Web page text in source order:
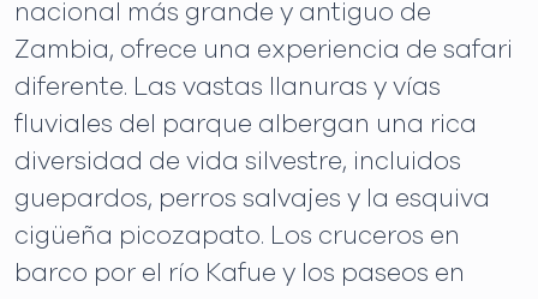
nacional más grande y antiguo de
Zambia, ofrece una experiencia de safari
diferente. Las vastas llanuras y vías
fluviales del parque albergan una rica
diversidad de vida silvestre, incluidos
guepardos, perros salvajes y la esquiva
cigüeña picozapato. Los cruceros en
barco por el río Kafue y los paseos en